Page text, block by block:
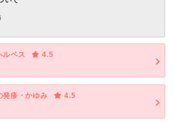
ルペス
4.5
発疹・かゆみ
4.5